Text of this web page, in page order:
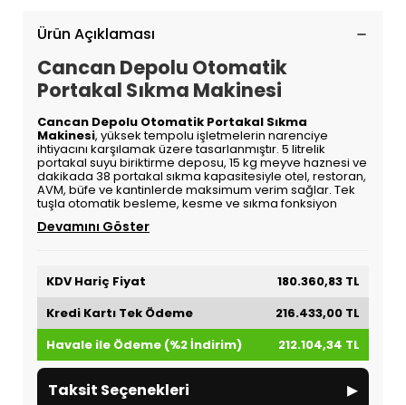
Ürün Açıklaması
Cancan Depolu Otomatik
Portakal Sıkma Makinesi
Cancan Depolu Otomatik Portakal Sıkma
Makinesi, yüksek tempolu işletmelerin narenciye
ihtiyacını karşılamak üzere tasarlanmıştır. 5 litrelik
portakal suyu biriktirme deposu, 15 kg meyve haznesi ve
dakikada 38 portakal sıkma kapasitesiyle otel, restoran,
AVM, büfe ve kantinlerde maksimum verim sağlar. Tek
tuşla otomatik besleme, kesme ve sıkma fonksiyon
Devamını Göster
KDV Hariç Fiyat
180.360,83 TL
Kredi Kartı Tek Ödeme
216.433,00 TL
Havale ile Ödeme (%2 İndirim)
212.104,34 TL
Taksit Seçenekleri ▸